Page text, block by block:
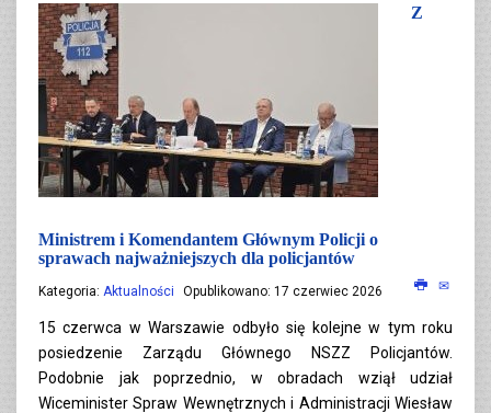
Z
Ministrem i Komendantem Głównym Policji o
sprawach najważniejszych dla policjantów
Kategoria: Aktualności Opublikowano: 17 czerwiec 2026
15 czerwca w Warszawie odbyło się kolejne w tym roku
posiedzenie Zarządu Głównego NSZZ Policjantów.
Podobnie jak poprzednio, w obradach wziął udział
Wiceminister Spraw Wewnętrznych i Administracji Wiesław